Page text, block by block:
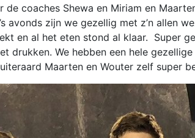
coaches Shewa en Miriam en
avonds zijn we gezellig met z’n allen
en al het eten stond al klaar. Super
We hebben een hele
Maarten en Wouter zelf super